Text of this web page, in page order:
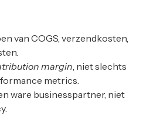
van COGS, verzendkosten,
margin, niet slechts
metrics.
ware businesspartner, niet